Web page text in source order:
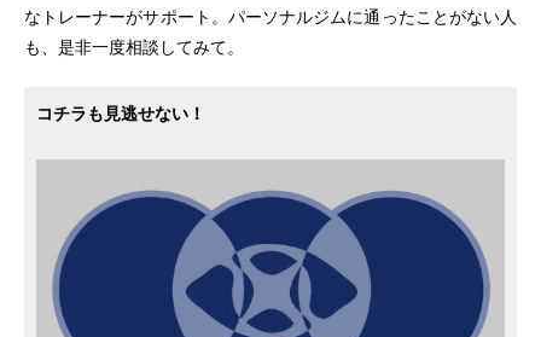
なトレーナーがサポート。パーソナルジムに通ったことがない人
も、是非一度相談してみて。
コチラも見逃せない！